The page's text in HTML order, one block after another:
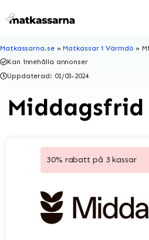
till
Matkassarna.se» Matkassar i Värmdö »
Kan innehålla annonser
Uppdaterad: 01/03-2024
30% rabatt på 3 kassar